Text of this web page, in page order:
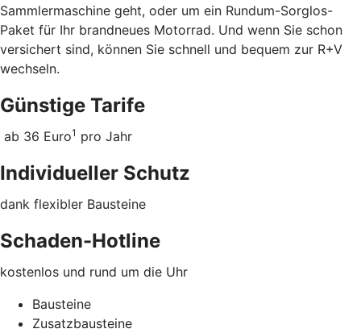
Sammlermaschine geht, oder um ein Rundum-Sorglos-
Paket für Ihr brandneues Motorrad. Und wenn Sie schon
versichert sind, können Sie schnell und bequem zur R+V
wechseln.
Günstige Tarife
ab 36 Euro1 pro Jahr
Individueller Schutz
dank flexibler Bausteine
Schaden-Hotline
kostenlos und rund um die Uhr
Bausteine
Zusatzbausteine